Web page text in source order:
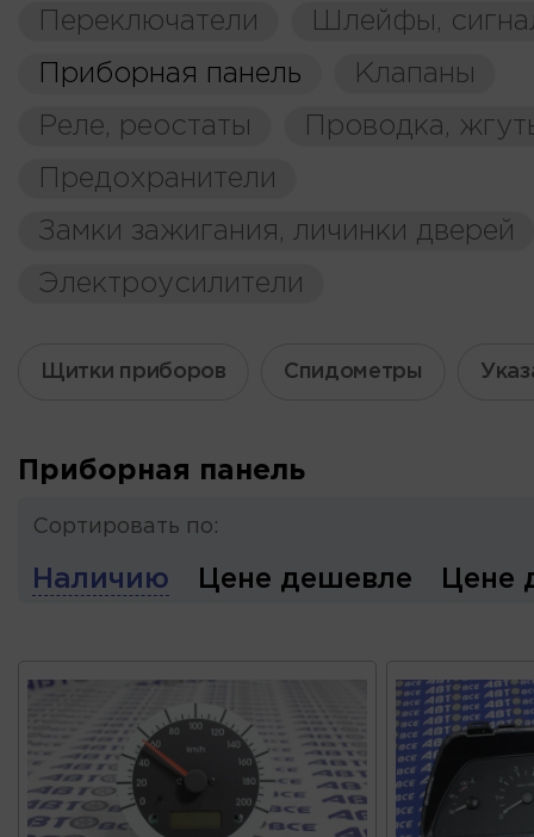
Переключатели
Шлейфы,
Приборная панель
Клапаны
Реле, реостаты
Проводка,
Предохранители
Замки зажигания, личинки дверей
Электроусилители
Щитки приборов Спидометры
Приборная панель
Сортировать по:
Наличию Цене дешевле Цене